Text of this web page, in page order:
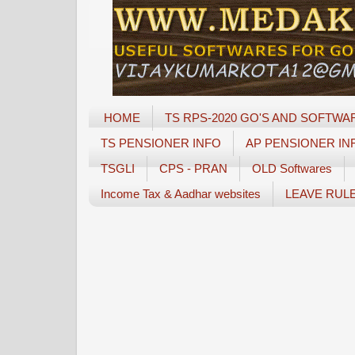
HOME
TS RPS-2020 GO'S AND
TS PENSIONER INFO
AP PENSIONER
TSGLI
CPS - PRAN
OLD Softwares
Income Tax & Aadhar websites
LEAVE